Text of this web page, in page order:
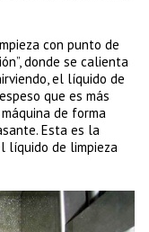
con punto de
donde se calienta
el líquido de
que es más
de forma
Esta es la
líquido de limpieza